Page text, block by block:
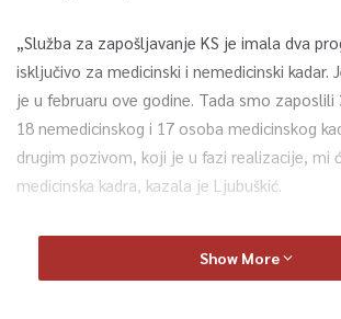
„Služba za zapošljavanje KS je imala dva
isključivo za medicinski i nemedicinski kadar.
je u februaru ove godine. Tada smo
18 nemedicinskog i 17 osoba medicinskog
drugim pozivom, koji je u fazi realizacije, mi
medicinska kadra, kazala je Ljubuškić.
Ona je istakla da je taj program pokrenuo
preko resornog ministarstva KS.
Show More